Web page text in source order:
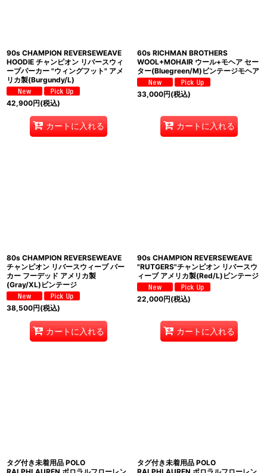
90s CHAMPION REVERSEWEAVE
HOODIE チャンピオン リバースウィ
ーブパーカー "ウィングフット" アメ
リカ製(Burgundy/L)
42,900円(税込)
カートに入れる
60s RICHMAN BROTHERS
WOOL+MOHAIR ウール+モヘア セー
ター(Bluegreen/M)ビンテージモヘア
33,000円(税込)
カートに入れる
80s CHAMPION REVERSEWEAVE
チャンピオン リバースウィーブ パー
カー フーデッド アメリカ製
(Gray/XL)ビンテージ
38,500円(税込)
カートに入れる
90s CHAMPION REVERSEWEAVE
"RUTGERS"チャンピオン リバースウ
ィーブ アメリカ製(Red/L)ビンテージ
22,000円(税込)
カートに入れる
タグ付き未着用品 POLO
タグ付き未着用品 POLO